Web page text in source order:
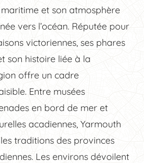
et son atmosphère
vers l’océan. Réputée pour
victoriennes, ses phares
son histoire liée à la
offre un cadre
Entre musées
en bord de mer et
acadiennes, Yarmouth
traditions des provinces
Les environs dévoilent